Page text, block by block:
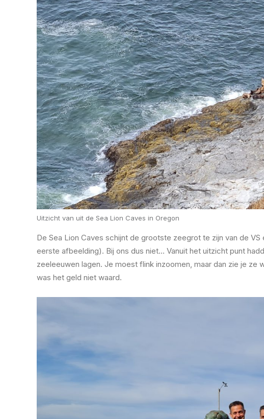
Uitzicht van uit de Sea Lion Caves in Oregon
De Sea Lion Caves schijnt de grootste zeegrot te zijn van de
eerste afbeelding). Bij ons dus niet… Vanuit het uitzicht punt
zeeleeuwen lagen. Je moest flink inzoomen, maar dan zie je ze
was het geld niet waard.